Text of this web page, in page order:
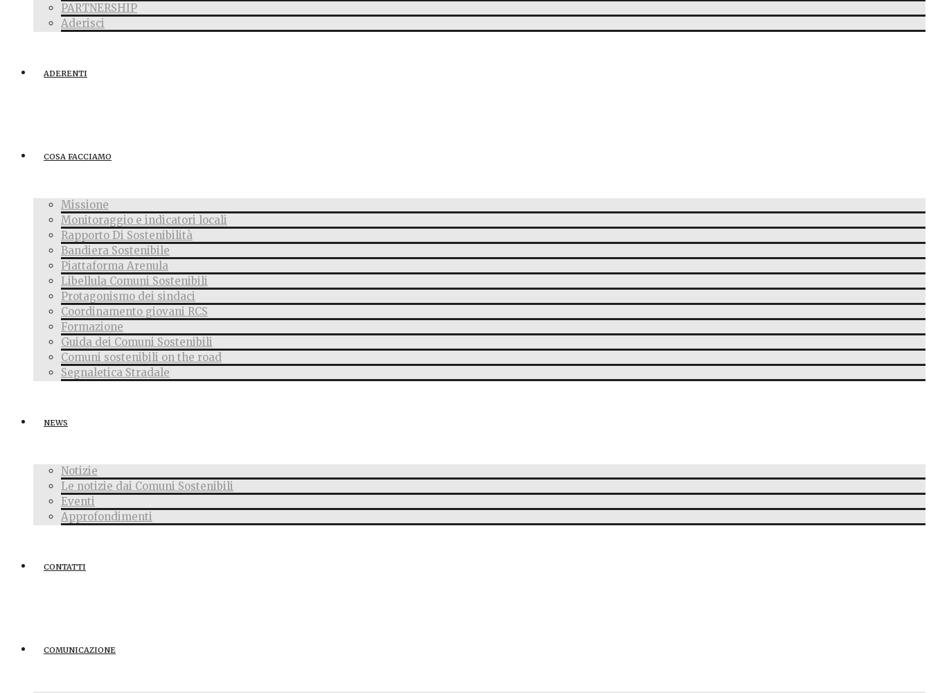
PARTNERSHIP
Aderisci
ADERENTI
COSA FACCIAMO
Missione
Monitoraggio e indicatori locali
Rapporto Di Sostenibilità
Bandiera Sostenibile
Piattaforma Arenula
Libellula Comuni Sostenibili
Protagonismo dei sindaci
Coordinamento giovani RCS
Formazione
Guida dei Comuni Sostenibili
Comuni sostenibili on the road
Segnaletica Stradale
NEWS
Notizie
Le notizie dai Comuni Sostenibili
Eventi
Approfondimenti
CONTATTI
COMUNICAZIONE